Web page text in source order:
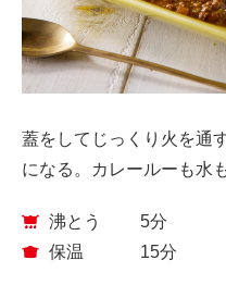
蓋をしてじっくり火を通
になる。カレールーも水
沸とう
5分
保温
15分